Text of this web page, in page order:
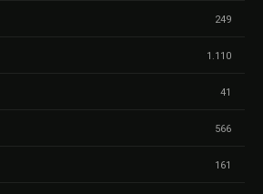
249
1.110
41
566
161